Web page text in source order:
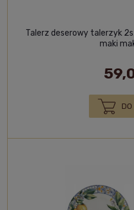
Talerz deserowy talerzyk
maki
DO